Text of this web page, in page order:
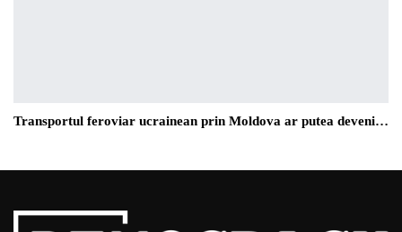
Transportul feroviar ucrainean prin Moldova ar putea deveni…